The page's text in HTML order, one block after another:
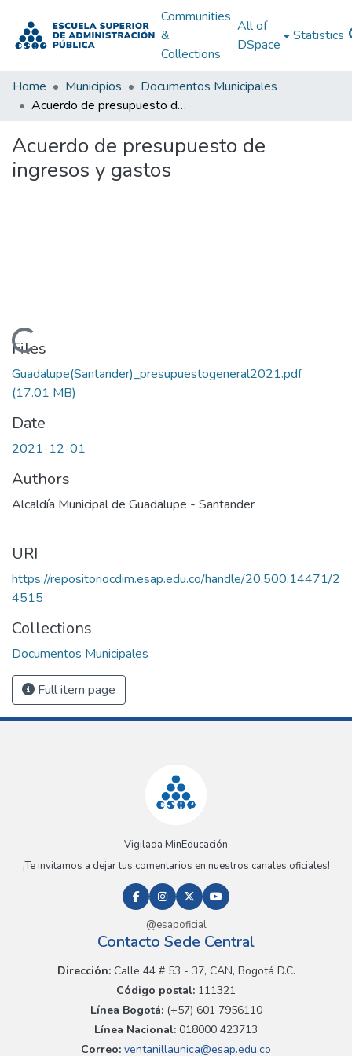
Communities
&
Collections
All of
DSpace
Statistics
Home Municipios
Documentos Municipales
Acuerdo de presupuesto de ingresos y gastos
Acuerdo de presupuesto de
ingresos y gastos
Loading...
Files
Guadalupe(Santander)_presupuestogeneral2021.pdf
(17.01 MB)
Date
2021-12-01
Authors
Alcaldía Municipal de Guadalupe - Santander
URI
https://repositoriocdim.esap.edu.co/handle/20.500.14471/2
4515
Collections
Documentos Municipales
Full item page
Vigilada MinEducación
¡Te invitamos a dejar tus comentarios en nuestros canales oficiales!
@esapoficial
Contacto Sede Central
Dirección:Calle 44 # 53 - 37, CAN, Bogotá D.C.
Código postal: 111321
Línea Bogotá:(+57) 601 7956110
Línea Nacional: 018000 423713
Correo: ventanillaunica@esap.edu.co